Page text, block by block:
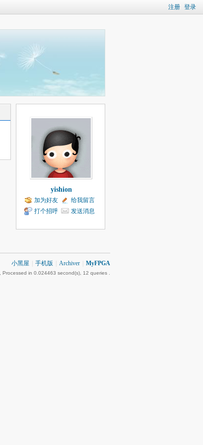
注册 登录
yishion
加为好友
给我留言
打个招呼
发送消息
小黑屋 手机版 Archiver MyFPGA
, Processed in 0.024463 second(s), 12 queries .